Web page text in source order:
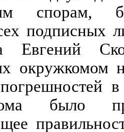
спорам,
подписных
Евгений
окружкомом
в
было